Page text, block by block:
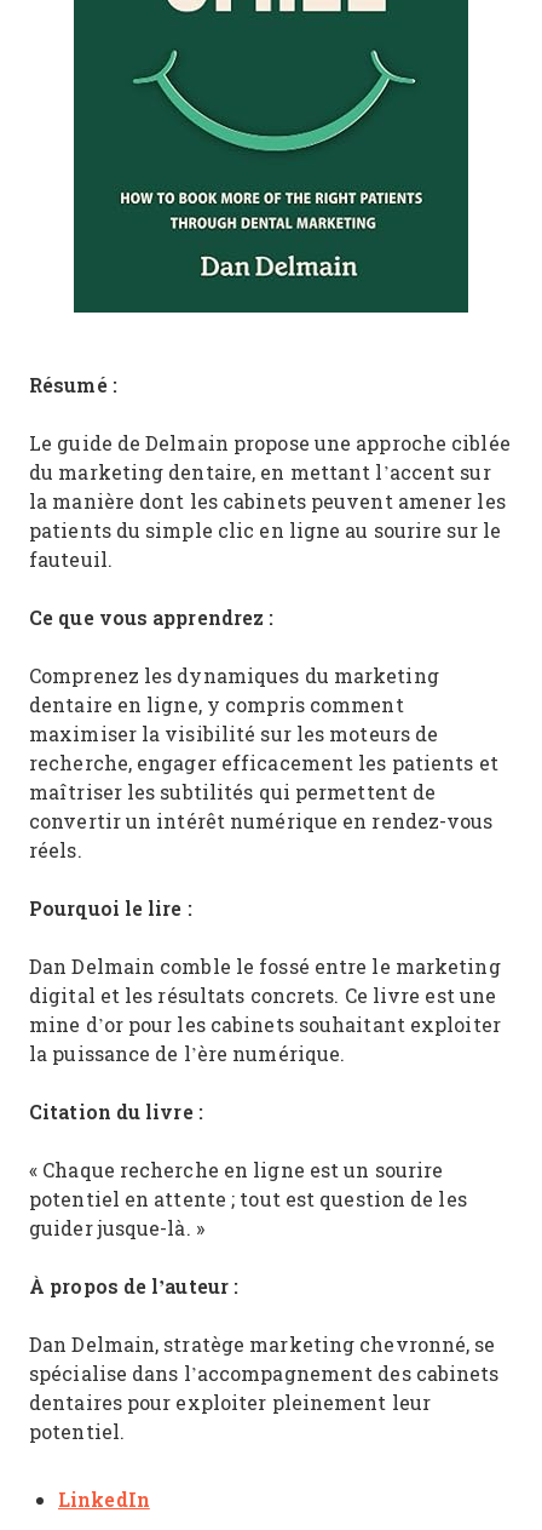
Résumé :
Le guide de Delmain propose une approche ciblée
du marketing dentaire, en mettant l’accent sur
la manière dont les cabinets peuvent amener les
patients du simple clic en ligne au sourire sur le
fauteuil.
Ce que vous apprendrez :
Comprenez les dynamiques du marketing
dentaire en ligne, y compris comment
maximiser la visibilité sur les moteurs de
recherche, engager efficacement les patients et
maîtriser les subtilités qui permettent de
convertir un intérêt numérique en rendez-vous
réels.
Pourquoi le lire :
Dan Delmain comble le fossé entre le marketing
digital et les résultats concrets. Ce livre est une
mine d’or pour les cabinets souhaitant exploiter
la puissance de l’ère numérique.
Citation du livre :
« Chaque recherche en ligne est un sourire
potentiel en attente ; tout est question de les
guider jusque-là. »
À propos de l’auteur :
Dan Delmain, stratège marketing chevronné, se
spécialise dans l’accompagnement des cabinets
dentaires pour exploiter pleinement leur
potentiel.
LinkedIn